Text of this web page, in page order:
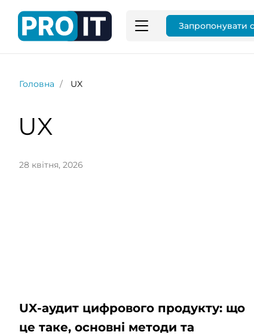
Запропонувати
Головна UX
UX
28 квітня, 2026
UX-аудит цифрового продукту: що
це таке, основні методи та